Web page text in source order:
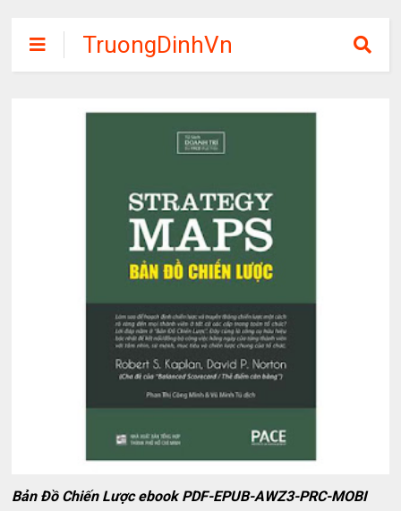
TruongDinhVn
Chia sẽ ebook,
phần mềm học
tập miễn phí
Bản Đồ Chiến Lược ebook PDF-EPUB-AWZ3-PRC-MOBI